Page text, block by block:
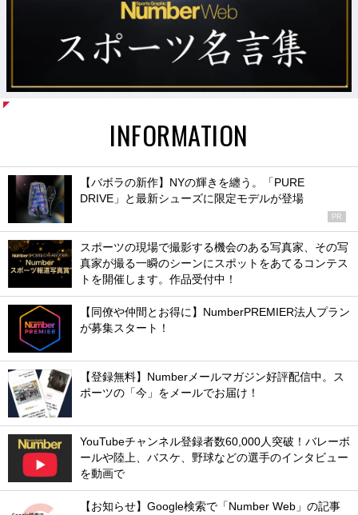
INFORMATION
【バボラの新作】NYの輝きを纏う。「PURE
DRIVE」と最新シューズに限定モデルが登場
PR
スポーツの現場で撮影する機会のある写真家、その写
真家が撮る一瞬のシーンにスポットをあてるコンテス
トを開催します。作品受付中！
【同僚や仲間とお得に】NumberPREMIER法人プラン
が募集スタート！
【登録無料】Numberメールマガジン好評配信中。ス
ポーツの「今」をメールでお届け！
YouTubeチャンネル登録者数60,000人突破！バレーボ
ールや陸上、バスケ、野球などの選手のインタビュー
を動画で
【お知らせ】Google検索で「Number Web」の記事